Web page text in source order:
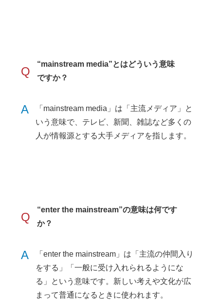
Q
“mainstream media”とはどういう意味
ですか？
A
「mainstream media」は「主流メディア」と
いう意味で、テレビ、新聞、雑誌など多くの
人が情報源とする大手メディアを指します。
Q
“enter the mainstream”の意味は何です
か？
A
「enter the mainstream」は「主流の仲間入り
をする」「一般に受け入れられるようにな
る」という意味です。新しい考えや文化が広
まって普通になるときに使われます。